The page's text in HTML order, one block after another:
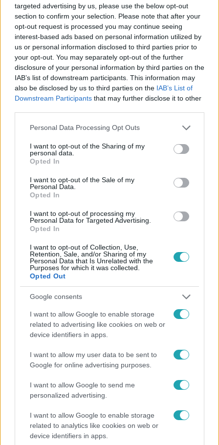
targeted advertising by us, please use the below opt-out
section to confirm your selection. Please note that after your
opt-out request is processed you may continue seeing
interest-based ads based on personal information utilized by
us or personal information disclosed to third parties prior to
your opt-out. You may separately opt-out of the further
disclosure of your personal information by third parties on the
IAB’s list of downstream participants. This information may
also be disclosed by us to third parties on the IAB’s List of
Downstream Participants that may further disclose it to other
Please note that this website/app uses one or more Google
not limited to your visit or usage behaviour. You may click to
grant or deny consent to Google and its third-party tags to
use your data for below specified purposes in below Google
consent section.
Personal Data Processing Opt Outs
I want to opt-out of the Sharing of my
personal data.
Opted In
I want to opt-out of the Sale of my
Personal Data.
Opted In
I want to opt-out of processing my
Personal Data for Targeted Advertising.
Opted In
I want to opt-out of Collection, Use,
Retention, Sale, and/or Sharing of my
Personal Data that Is Unrelated with the
Purposes for which it was collected.
Opted Out
Google consents
I want to allow Google to enable storage
related to advertising like cookies on web or
device identifiers in apps.
I want to allow my user data to be sent to
Google for online advertising purposes.
I want to allow Google to send me
personalized advertising.
I want to allow Google to enable storage
related to analytics like cookies on web or
device identifiers in apps.
Kövess minket, és értesülj a friss hírekről a
Facebookon is!
Követem
HÍRADÓ #
Népszerű
Öt gyereket neveltek fel közösen – szinte sosem